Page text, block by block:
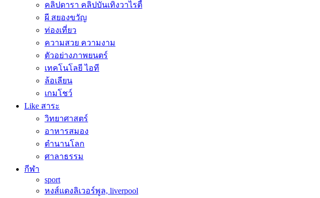
คลิปดารา คลิปบันเทิงวาไรตี้
ผี สยองขวัญ
ท่องเที่ยว
ความสวย ความงาม
ตัวอย่างภาพยนตร์
เทคโนโลยี ไอที
ล้อเลียน
เกมโชว์
Like สาระ
วิทยาศาสตร์
อาหารสมอง
ตำนานโลก
ศาลาธรรม
กีฬา
sport
หงส์แดงลิเวอร์พูล, liverpool